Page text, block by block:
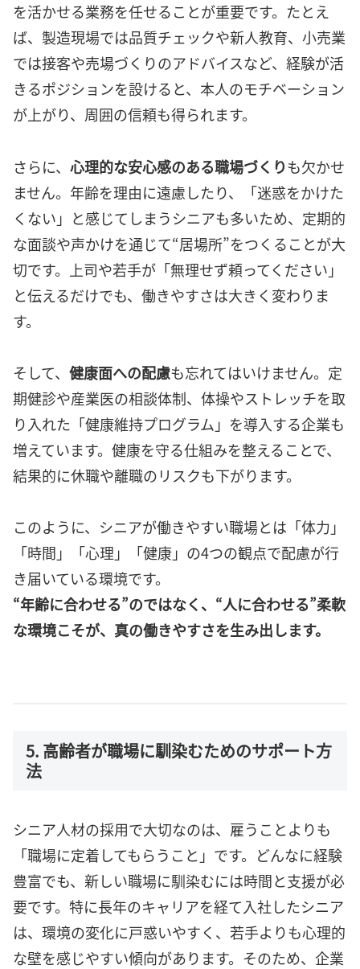
を活かせる業務を任せることが重要です。たとえ
ば、製造現場では品質チェックや新人教育、小売業
では接客や売場づくりのアドバイスなど、経験が活
きるポジションを設けると、本人のモチベーション
が上がり、周囲の信頼も得られます。
さらに、 心理的な安心感のある職場づくりも欠かせ
ません。年齢を理由に遠慮したり、「迷惑をかけた
くない」と感じてしまうシニアも多いため、定期的
な面談や声かけを通じて“居場所”をつくることが大
切です。上司や若手が「無理せず頼ってください」
と伝えるだけでも、働きやすさは大きく変わりま
す。
そして、 健康面への配慮も忘れてはいけません。定
期健診や産業医の相談体制、体操やストレッチを取
り入れた「健康維持プログラム」を導入する企業も
増えています。健康を守る仕組みを整えることで、
結果的に休職や離職のリスクも下がります。
このように、シニアが働きやすい職場とは「体力」
「時間」「心理」「健康」の4つの観点で配慮が行
き届いている環境です。
“年齢に合わせる”のではなく、“人に合わせる”柔軟
な環境こそが、真の働きやすさを生み出します。
5. 高齢者が職場に馴染むためのサポート方
法
シニア人材の採用で大切なのは、雇うことよりも
「職場に定着してもらうこと」です。どんなに経験
豊富でも、新しい職場に馴染むには時間と支援が必
要です。特に長年のキャリアを経て入社したシニア
は、環境の変化に戸惑いやすく、若手よりも心理的
な壁を感じやすい傾向があります。そのため、企業